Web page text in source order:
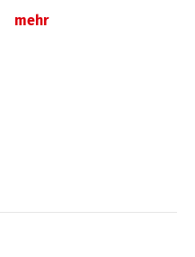
mehr